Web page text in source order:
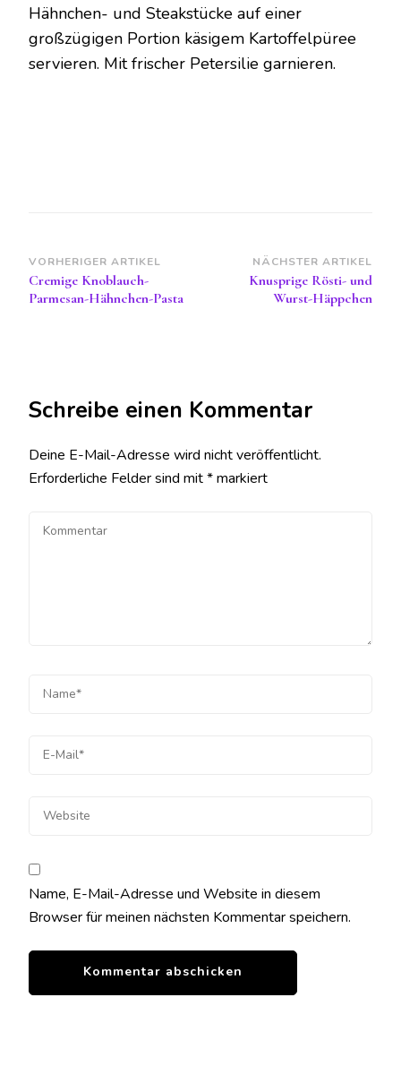
Hähnchen- und Steakstücke auf einer
großzügigen Portion käsigem Kartoffelpüree
servieren. Mit frischer Petersilie garnieren.
Beitragsnavigation
VORHERIGER ARTIKEL
Cremige Knoblauch-
Parmesan-Hähnchen-Pasta
NÄCHSTER ARTIKEL
Knusprige Rösti- und
Wurst-Häppchen
Schreibe einen Kommentar
Deine E-Mail-Adresse wird nicht veröffentlicht.
Erforderliche Felder sind mit*markiert
Name, E-Mail-Adresse und Website in diesem
Browser für meinen nächsten Kommentar speichern.